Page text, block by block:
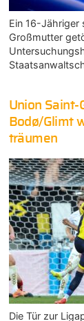
Ein 16-Jähriger
Großmutter
Union Saint-
Bodø/Glimt
träumen
Die Tür zur